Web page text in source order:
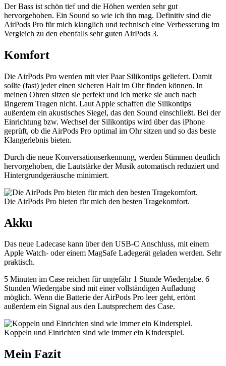
Der Bass ist schön tief und die Höhen werden sehr gut
hervorgehoben. Ein Sound so wie ich ihn mag. Definitiv sind die
AirPods Pro für mich klanglich und technisch eine Verbesserung im
Vergleich zu den ebenfalls sehr guten AirPods 3.
Komfort
Die AirPods Pro werden mit vier Paar Silikontips geliefert. Damit
sollte (fast) jeder einen sicheren Halt im Ohr finden können. In
meinen Ohren sitzen sie perfekt und ich merke sie auch nach
längerem Tragen nicht. Laut Apple schaffen die Silikontips
außerdem ein akustisches Siegel, das den Sound einschließt. Bei der
Einrichtung bzw. Wechsel der Silikontips wird über das iPhone
geprüft, ob die AirPods Pro optimal im Ohr sitzen und so das beste
Klangerlebnis bieten.
Durch die neue Konversationserkennung, werden Stimmen deutlich
hervorgehoben, die Lautstärke der Musik automatisch reduziert und
Hintergrundgeräusche minimiert.
Die AirPods Pro bieten für mich den besten Tragekomfort.
Akku
Das neue Ladecase kann über den USB‑C Anschluss, mit einem
Apple Watch- oder einem MagSafe Ladegerät geladen werden. Sehr
praktisch.
5 Minuten im Case reichen für ungefähr 1 Stunde Wiedergabe. 6
Stunden Wiedergabe sind mit einer vollständigen Aufladung
möglich. Wenn die Batterie der AirPods Pro leer geht, ertönt
außerdem ein Signal aus den Lautsprechern des Case.
Koppeln und Einrichten sind wie immer ein Kinderspiel.
Mein Fazit